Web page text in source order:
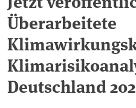
Überarbeitete
Deutschland